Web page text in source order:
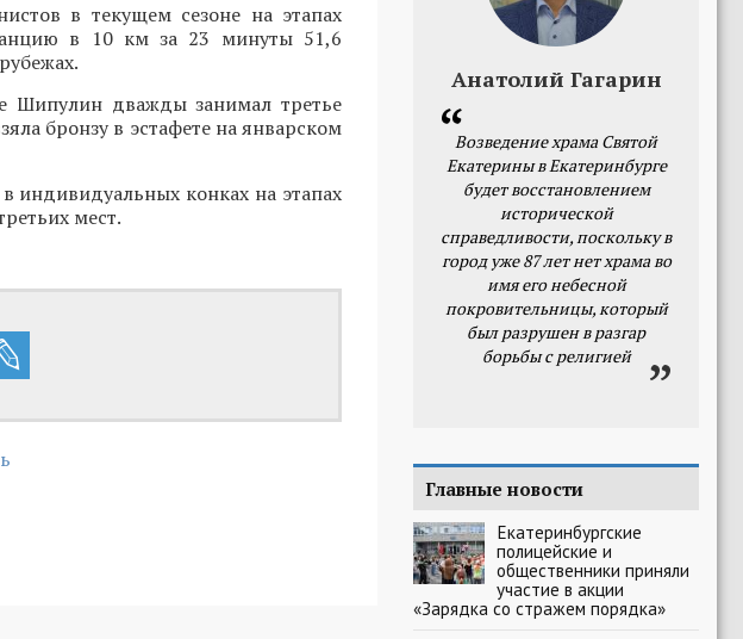
в текущем сезоне на этапах
в 10 км за 23 минуты 51,6
Шипулин дважды занимал третье
бронзу в эстафете на январском
индивидуальных конках на этапах
мест.
Анатолий Гагарин
Возведение храма Святой
Екатерины в Екатеринбурге
будет восстановлением
исторической
справедливости, поскольку в
город уже 87 лет нет храма во
имя его небесной
покровительницы, который
был разрушен в разгар
борьбы с религией
Главные новости
Екатеринбургские
полицейские и
общественники приняли
участие в акции
«Зарядка со стражем порядка»